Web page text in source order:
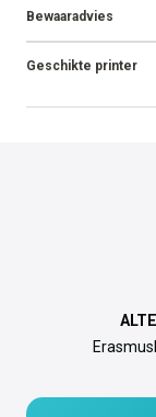
Bewaaradvies
Geschikte printer